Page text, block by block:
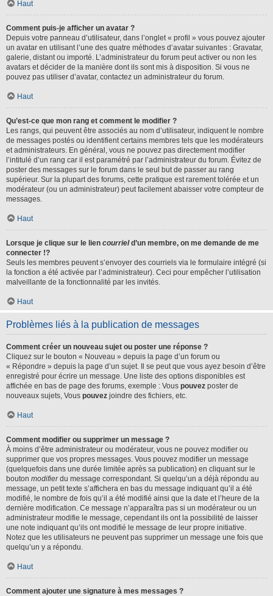
Haut
Comment puis-je afficher un avatar ?
Depuis votre panneau d’utilisateur, dans l’onglet « profil » vous pouvez ajouter
un avatar en utilisant l’une des quatre méthodes d’avatar suivantes : Gravatar,
galerie, distant ou importé. L’administrateur du forum peut activer ou non les
avatars et décider de la manière dont ils sont mis à disposition. Si vous ne
pouvez pas utiliser d’avatar, contactez un administrateur du forum.
Haut
Qu’est-ce que mon rang et comment le modifier ?
Les rangs, qui peuvent être associés au nom d’utilisateur, indiquent le nombre
de messages postés ou identifient certains membres tels que les modérateurs
et administrateurs. En général, vous ne pouvez pas directement modifier
l’intitulé d’un rang car il est paramétré par l’administrateur du forum. Évitez de
poster des messages sur le forum dans le seul but de passer au rang
supérieur. Sur la plupart des forums, cette pratique est rarement tolérée et un
modérateur (ou un administrateur) peut facilement abaisser votre compteur de
messages.
Haut
Lorsque je clique sur le lien courrield’un membre, on me demande de me
connecter !?
Seuls les membres peuvent s’envoyer des courriels via le formulaire intégré (si
la fonction a été activée par l’administrateur). Ceci pour empêcher l’utilisation
malveillante de la fonctionnalité par les invités.
Haut
Problèmes liés à la publication de messages
Comment créer un nouveau sujet ou poster une réponse ?
Cliquez sur le bouton « Nouveau » depuis la page d’un forum ou
« Répondre » depuis la page d’un sujet. Il se peut que vous ayez besoin d’être
enregistré pour écrire un message. Une liste des options disponibles est
affichée en bas de page des forums, exemple : Vous pouvez poster de
nouveaux sujets, Vous pouvez joindre des fichiers, etc.
Haut
Comment modifier ou supprimer un message ?
À moins d’être administrateur ou modérateur, vous ne pouvez modifier ou
supprimer que vos propres messages. Vous pouvez modifier un message
(quelquefois dans une durée limitée après sa publication) en cliquant sur le
bouton modifierdu message correspondant. Si quelqu’un a déjà répondu au
message, un petit texte s’affichera en bas du message indiquant qu’il a été
modifié, le nombre de fois qu’il a été modifié ainsi que la date et l’heure de la
dernière modification. Ce message n’apparaîtra pas si un modérateur ou un
administrateur modifie le message, cependant ils ont la possibilité de laisser
une note indiquant qu’ils ont modifié le message de leur propre initiative.
Notez que les utilisateurs ne peuvent pas supprimer un message une fois que
quelqu’un y a répondu.
Haut
Comment ajouter une signature à mes messages ?